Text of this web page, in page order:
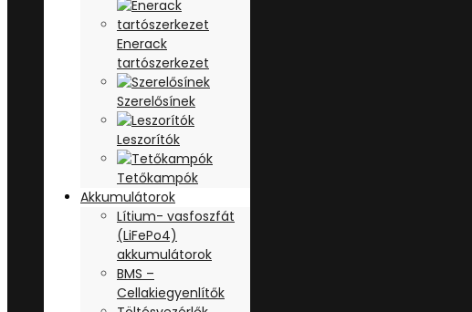
Enerack
tartószerkezet
Szerelősínek
Leszorítók
Tetőkampók
Akkumulátorok
Lítium- vasfoszfát
(LiFePo4)
akkumulátorok
BMS –
Cellakiegyenlítők